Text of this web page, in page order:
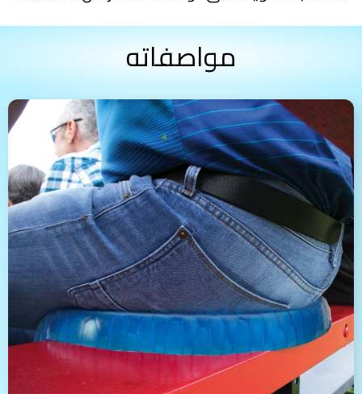
مواصفاته